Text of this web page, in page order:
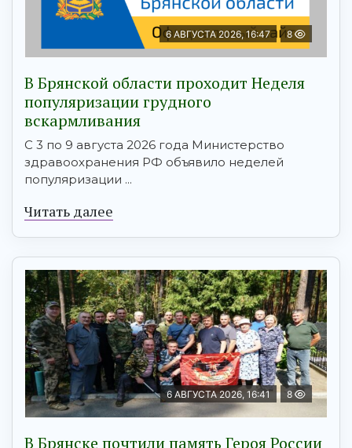
6 АВГУСТА 2026, 16:47 8
В Брянской области проходит Неделя
популяризации грудного
вскармливания
С 3 по 9 августа 2026 года Министерство
здравоохранения РФ объявило неделей
популяризации ...
Читать далее
6 АВГУСТА 2026, 16:41 8
В Брянске почтили память Героя России